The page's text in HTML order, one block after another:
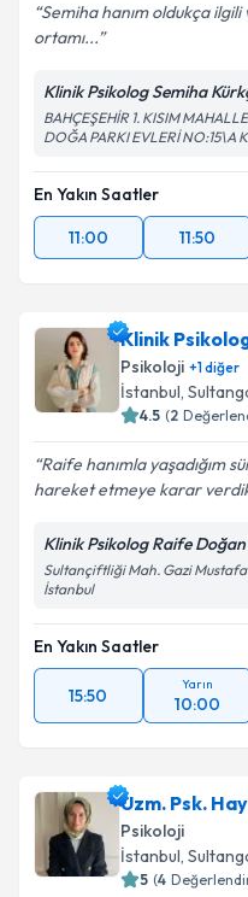
Semiha hanım oldukça
ortamı...
Klinik Psikolog Semiha
BAHÇEŞEHİR 1. KISIM
DOĞA PARKI EVLERİ NO:15\A
En Yakın Saatler
11:00
11:50
Klinik
Psikoloji +1diğer
İstanbul,
4.5 (2
Raife hanımla yaşadığım
hareket etmeye karar
Klinik Psikolog Raife
Sultançiftliği Mah. Gazi
İstanbul
En Yakın Saatler
15:50
Yarın
10:00
Uzm. Psk.
Psikoloji
İstanbul,
5 (4